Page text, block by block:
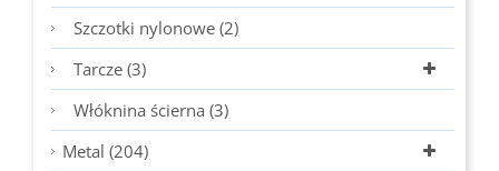
Szczotki nylonowe (2)
Tarcze (3)
Włóknina ścierna (3)
Metal (204)